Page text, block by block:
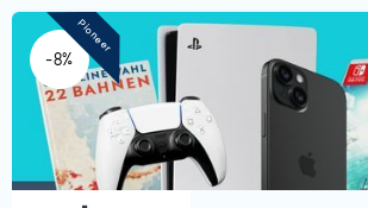
-8%
Pioneer